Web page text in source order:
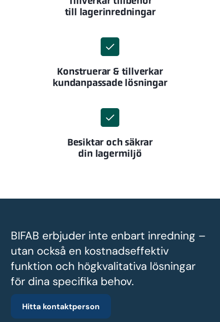
till lagerinredningar
Konstruerar & tillverkar
kundanpassade lösningar
Besiktar och säkrar
din lagermiljö
BIFAB erbjuder inte enbart inredning –
utan också en kostnadseffektiv
funktion och högkvalitativa lösningar
för dina specifika behov.
Hitta kontaktperson